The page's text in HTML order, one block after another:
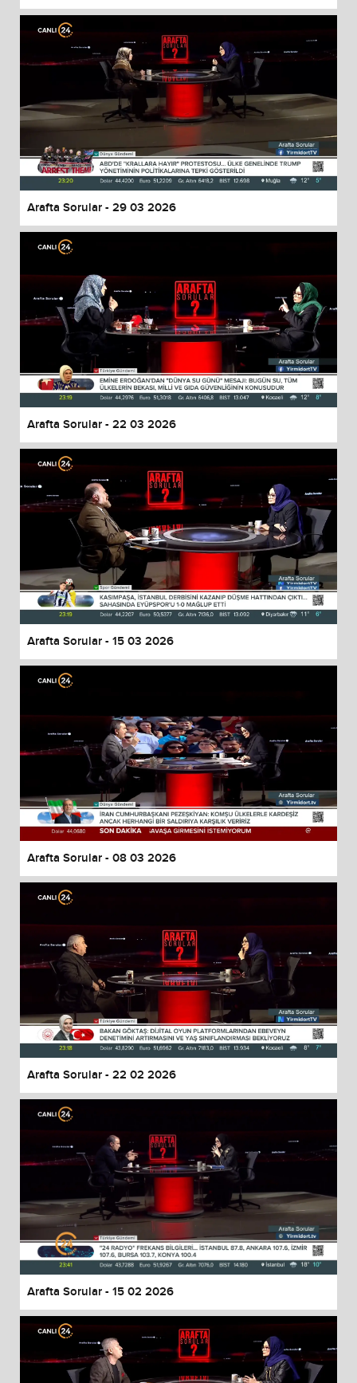
Arafta Sorular - 29 03 2026
Arafta Sorular - 22 03 2026
Arafta Sorular - 15 03 2026
Arafta Sorular - 08 03 2026
Arafta Sorular - 22 02 2026
Arafta Sorular - 15 02 2026